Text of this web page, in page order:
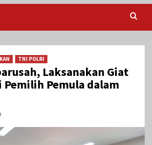
TNI POLRI
Laksanakan Giat
Pemilih Pemula dalam